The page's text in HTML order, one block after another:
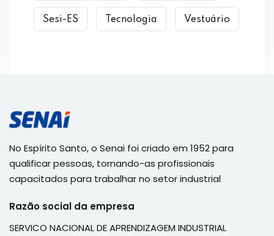
Sesi-ES Tecnologia Vestuário
No Espírito Santo, o Senai foi criado em 1952 para
qualificar pessoas, tornando-as profissionais
capacitados para trabalhar no setor industrial
Razão social da empresa
SERVICO NACIONAL DE APRENDIZAGEM INDUSTRIAL